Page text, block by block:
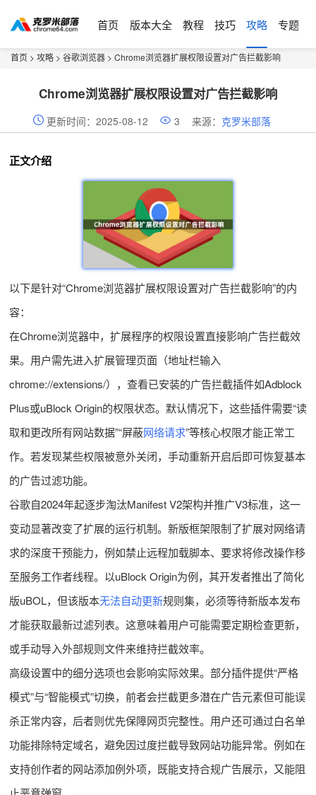
首页 版本大全 教程 技巧 攻略 专题
首页 > 攻略 > 谷歌浏览器 > Chrome浏览器扩展权限设置对广告拦截影响
Chrome浏览器扩展权限设置对广告拦截影响
更新时间：2025-08-12 3 来源： 克罗米部落
正文介绍
以下是针对“Chrome浏览器扩展权限设置对广告拦截影响”的内
容：
在Chrome浏览器中，扩展程序的权限设置直接影响广告拦截效
果。用户需先进入扩展管理页面（地址栏输入
chrome://extensions/），查看已安装的广告拦截插件如Adblock
Plus或uBlock Origin的权限状态。默认情况下，这些插件需要“读
取和更改所有网站数据”“屏蔽网络请求”等核心权限才能正常工
作。若发现某些权限被意外关闭，手动重新开启后即可恢复基本
的广告过滤功能。
谷歌自2024年起逐步淘汰Manifest V2架构并推广V3标准，这一
变动显著改变了扩展的运行机制。新版框架限制了扩展对网络请
求的深度干预能力，例如禁止远程加载脚本、要求将修改操作移
至服务工作者线程。以uBlock Origin为例，其开发者推出了简化
版uBOL，但该版本无法自动更新规则集，必须等待新版本发布
才能获取最新过滤列表。这意味着用户可能需要定期检查更新，
或手动导入外部规则文件来维持拦截效率。
高级设置中的细分选项也会影响实际效果。部分插件提供“严格
模式”与“智能模式”切换，前者会拦截更多潜在广告元素但可能误
杀正常内容，后者则优先保障网页完整性。用户还可通过白名单
功能排除特定域名，避免因过度拦截导致网站功能异常。例如在
支持创作者的网站添加例外项，既能支持合规广告展示，又能阻